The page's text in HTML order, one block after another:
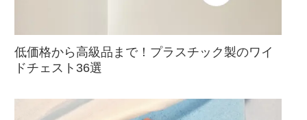
低価格から高級品まで！プラスチック製のワイ
ドチェスト36選